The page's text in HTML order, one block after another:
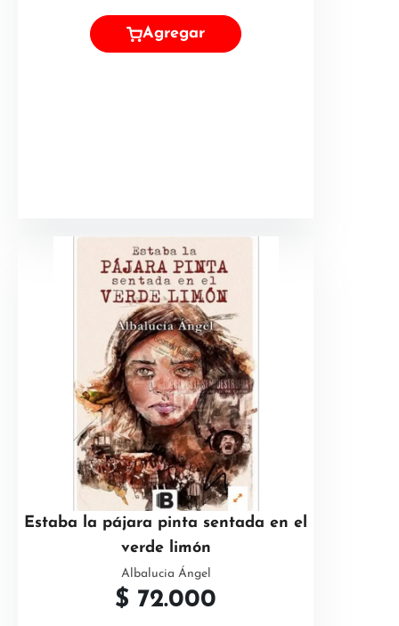
Agregar
Estaba la pájara pinta sentada en el
verde limón
Albalucia Ángel
$ 72.000